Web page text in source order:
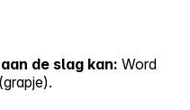
de slag kan: Word